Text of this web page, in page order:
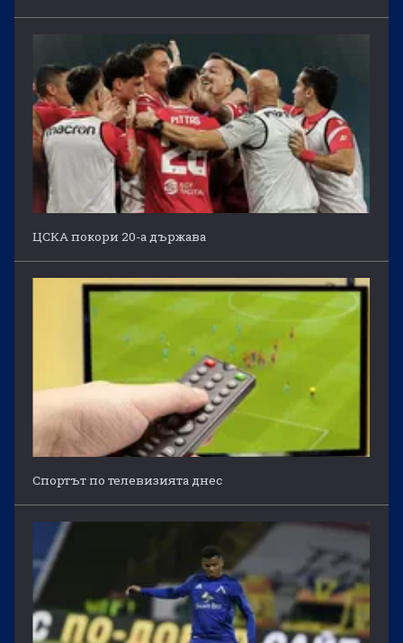
ЦСКА покори 20-а държава
Спортът по телевизията днес